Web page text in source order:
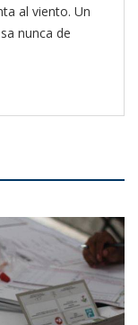
al viento. Un
nunca de